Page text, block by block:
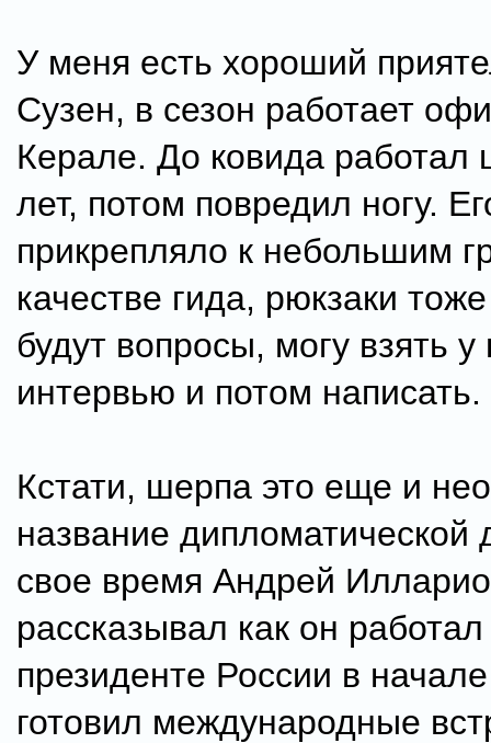
У меня есть хороший
Сузен, в сезон работает
Керале. До ковида работал
лет, потом повредил ногу.
прикрепляло к небольшим
качестве гида, рюкзаки
будут вопросы, могу взять у
интервью и потом написать.
Кстати, шерпа это еще и
название дипломатической
свое время Андрей
рассказывал как он
президенте России в
готовил международные